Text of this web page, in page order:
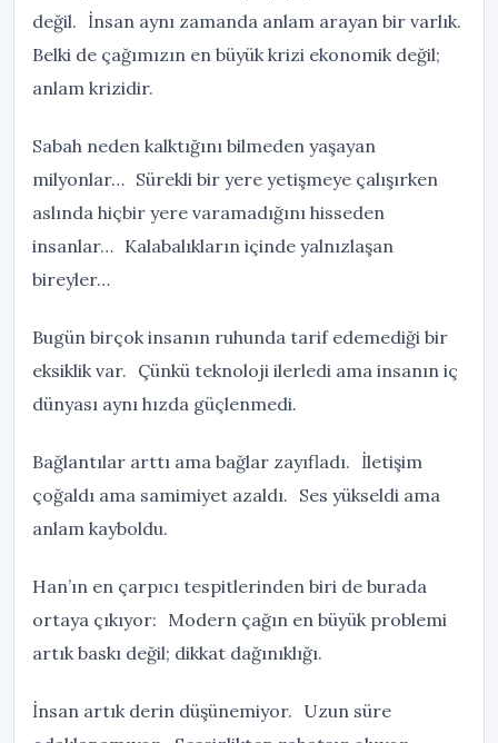
değil. İnsan aynı zamanda anlam arayan bir varlık.
Belki de çağımızın en büyük krizi ekonomik değil;
anlam krizidir.
Sabah neden kalktığını bilmeden yaşayan
milyonlar… Sürekli bir yere yetişmeye çalışırken
aslında hiçbir yere varamadığını hisseden
insanlar… Kalabalıkların içinde yalnızlaşan
bireyler…
Bugün birçok insanın ruhunda tarif edemediği bir
eksiklik var. Çünkü teknoloji ilerledi ama insanın iç
dünyası aynı hızda güçlenmedi.
Bağlantılar arttı ama bağlar zayıfladı. İletişim
çoğaldı ama samimiyet azaldı. Ses yükseldi ama
anlam kayboldu.
Han’ın en çarpıcı tespitlerinden biri de burada
ortaya çıkıyor: Modern çağın en büyük problemi
artık baskı değil; dikkat dağınıklığı.
İnsan artık derin düşünemiyor. Uzun süre